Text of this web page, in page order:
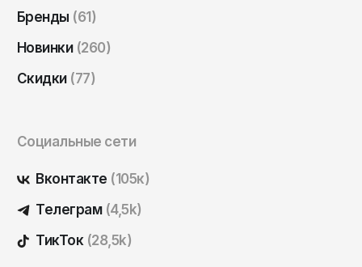
Бренды (61)
Новинки (260)
Скидки (77)
Социальные сети
Вконтакте (105к)
Телеграм (4,5k)
ТикТок (28,5k)